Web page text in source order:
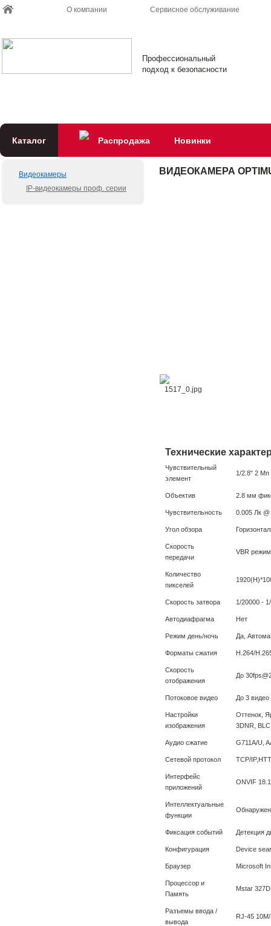
О компании Сервисное обслуживание
Профессиональный
подход к безопасности
Каталог Распродажа Новинки
Видеокамеры
IP-видеокамеры проф. серии
ВИДЕОКАМЕРА
Технические
Чувствительный
элемент
1/2.8" 2 Мп
Объектив 2.8 мм
Чувствительность 0.005 Лк
Угол обзора
Скорость
передачи
VBR
Количество
пикселей
Скорость затвора 1/20000 -
Автодиафрагма Нет
Режим день/ночь Да,
Форматы сжатия Н.264/
Скорость
отображения
До
Потоковое видео До 3 видео
Настройки
изображения
Оттенок,
3DNR,
Аудио сжатие G711A/U,
Сетевой протокол TCP/
Интерфейс
приложений
ONVIF
Интеллектуальные
функции
Фиксация событий Детекция
Конфигурация Device
Браузер Microsoft
Процессор и
Память
Mstar
Разъемы ввода /
вывода
RJ-45